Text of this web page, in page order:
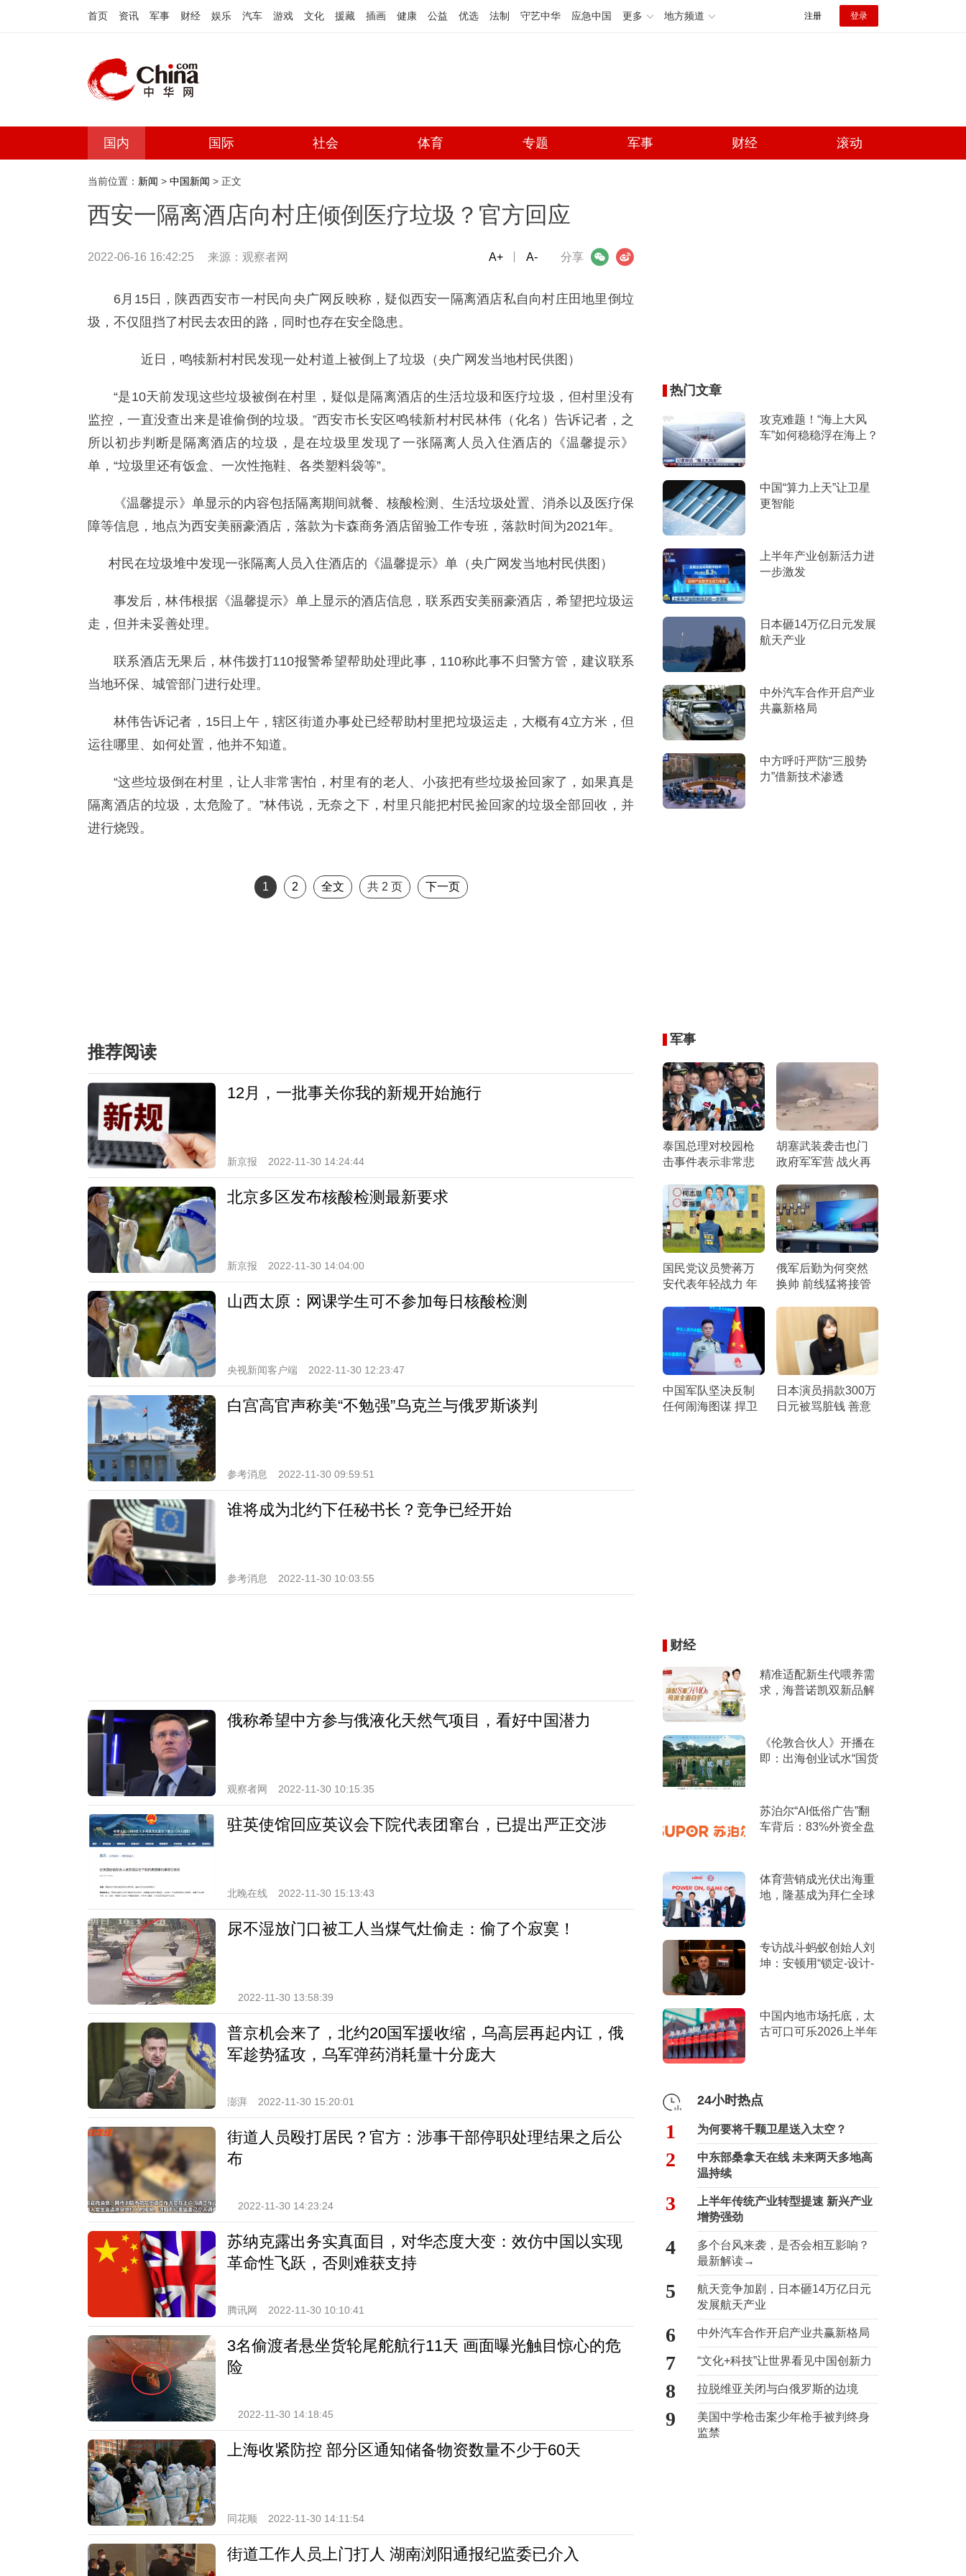
首页 资讯 军事 财经 娱乐 汽车 游戏 文化 援藏 插画 健康 公益 优选 法制 守艺中华 应急中国 更多 地方频道 注册 登录
国内 国际 社会 体育 专题 军事 财经 滚动
当前位置： 新闻 > 中国新闻 > 正文
西安一隔离酒店向村庄倾倒医疗垃圾？官方回应
2022-06-16 16:42:25 来源： 观察者网 分享
微信 微博
A+ A-
6月15日，陕西西安市一村民向央广网反映称，疑似西安一隔离酒店私自向村庄田地里倒垃
圾，不仅阻挡了村民去农田的路，同时也存在安全隐患。
近日，鸣犊新村村民发现一处村道上被倒上了垃圾（央广网发当地村民供图）
“是10天前发现这些垃圾被倒在村里，疑似是隔离酒店的生活垃圾和医疗垃圾，但村里没有
监控，一直没查出来是谁偷倒的垃圾。”西安市长安区鸣犊新村村民林伟（化名）告诉记者，之
所以初步判断是隔离酒店的垃圾，是在垃圾里发现了一张隔离人员入住酒店的《温馨提示》
单，“垃圾里还有饭盒、一次性拖鞋、各类塑料袋等”。
《温馨提示》单显示的内容包括隔离期间就餐、核酸检测、生活垃圾处置、消杀以及医疗保
障等信息，地点为西安美丽豪酒店，落款为卡森商务酒店留验工作专班，落款时间为2021年。
村民在垃圾堆中发现一张隔离人员入住酒店的《温馨提示》单（央广网发当地村民供图）
事发后，林伟根据《温馨提示》单上显示的酒店信息，联系西安美丽豪酒店，希望把垃圾运
走，但并未妥善处理。
联系酒店无果后，林伟拨打110报警希望帮助处理此事，110称此事不归警方管，建议联系
当地环保、城管部门进行处理。
林伟告诉记者，15日上午，辖区街道办事处已经帮助村里把垃圾运走，大概有4立方米，但
运往哪里、如何处置，他并不知道。
“这些垃圾倒在村里，让人非常害怕，村里有的老人、小孩把有些垃圾捡回家了，如果真是
隔离酒店的垃圾，太危险了。”林伟说，无奈之下，村里只能把村民捡回家的垃圾全部回收，并
进行烧毁。
1 2 全文 共2 页 下一页
推荐阅读
12月，一批事关你我的新规开始施行
新京报 2022-11-30 14:24:44
北京多区发布核酸检测最新要求
新京报 2022-11-30 14:04:00
山西太原：网课学生可不参加每日核酸检测
央视新闻客户端 2022-11-30 12:23:47
白宫高官声称美“不勉强”乌克兰与俄罗斯谈判
参考消息 2022-11-30 09:59:51
谁将成为北约下任秘书长？竞争已经开始
参考消息 2022-11-30 10:03:55
俄称希望中方参与俄液化天然气项目，看好中国潜力
观察者网 2022-11-30 10:15:35
驻英使馆回应英议会下院代表团窜台，已提出严正交涉
北晚在线 2022-11-30 15:13:43
尿不湿放门口被工人当煤气灶偷走：偷了个寂寞！
2022-11-30 13:58:39
普京机会来了，北约20国军援收缩，乌高层再起内讧，俄
军趁势猛攻，乌军弹药消耗量十分庞大
澎湃 2022-11-30 15:20:01
街道人员殴打居民？官方：涉事干部停职处理结果之后公
布
2022-11-30 14:23:24
苏纳克露出务实真面目，对华态度大变：效仿中国以实现
革命性飞跃，否则难获支持
腾讯网 2022-11-30 10:10:41
3名偷渡者悬坐货轮尾舵航行11天 画面曝光触目惊心的危
险
2022-11-30 14:18:45
上海收紧防控 部分区通知储备物资数量不少于60天
同花顺 2022-11-30 14:11:54
街道工作人员上门打人 湖南浏阳通报纪监委已介入
热门文章
攻克难题！“海上大风
车”如何稳稳浮在海上？
中国“算力上天”让卫星
更智能
上半年产业创新活力进
一步激发
日本砸14万亿日元发展
航天产业
中外汽车合作开启产业
共赢新格局
中方呼吁严防“三股势
力”借新技术渗透
军事
泰国总理对校园枪
击事件表示非常悲
导
胡塞武装袭击也门
政府军军营 战火再
国民党议员赞蒋万
安代表年轻战力 年
俄军后勤为何突然
换帅 前线猛将接管
中国军队坚决反制
任何闹海图谋 捍卫
日本演员捐款300万
日元被骂脏钱 善意
财经
精准适配新生代喂养需
求，海普诺凯双新品解
《伦敦合伙人》开播在
即：出海创业试水“国货
苏泊尔“AI低俗广告”翻
车背后：83%外资全盘
体育营销成光伏出海重
地，隆基成为拜仁全球
专访战斗蚂蚁创始人刘
坤：安顿用“锁定-设计-
中国内地市场托底，太
古可口可乐2026上半年
24小时热点
1 为何要将千颗卫星送入太空？
2
中东部桑拿天在线 未来两天多地高
温持续
3
上半年传统产业转型提速 新兴产业
增势强劲
4
多个台风来袭，是否会相互影响？
最新解读→
5
航天竞争加剧，日本砸14万亿日元
发展航天产业
6 中外汽车合作开启产业共赢新格局
7 “文化+科技”让世界看见中国创新力
8 拉脱维亚关闭与白俄罗斯的边境
9
美国中学枪击案少年枪手被判终身
监禁